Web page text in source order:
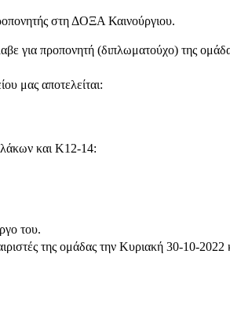
στη ΔΟΞΑ Καινούργιου.
για προπονητή (διπλωματούχο) της
μας αποτελείται:
και Κ12-14:
του.
της ομάδας την Κυριακή 30-10-